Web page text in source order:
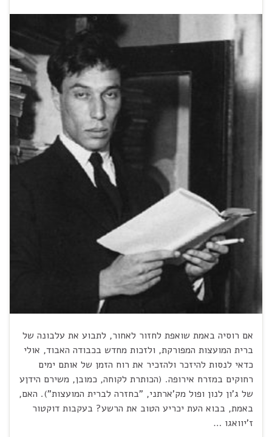
אם רוסיה באמת שואפת לחזור לאחור, לתבוע את עלבונה של
ברית המועצות המפורקת, ולזכות מחדש בכבודה האבוד, אולי
כדאי לנסות להיזכר ולהזכיר את רוח הזמן של אותם ימים
רחוקים במזרח אירופה. (הכותרת לקוחה, כמובן, משירם הידןע
של ג'ון לנון ופול מק'ארתני, "בחזרה לברית המועצות"). האם,
באמת, בבוא העת יכריע הטוב את הרשע? בעקבות דוקטור
ז'יוואגו …